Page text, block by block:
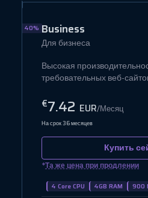
40% Business
Для бизнеса
Высокая
требовательных веб-
€7.42 EUR/Месяц
На срок 36 месяцев
Купить
*Та же цена при продлении
4 Core CPU 4GB RAM 900